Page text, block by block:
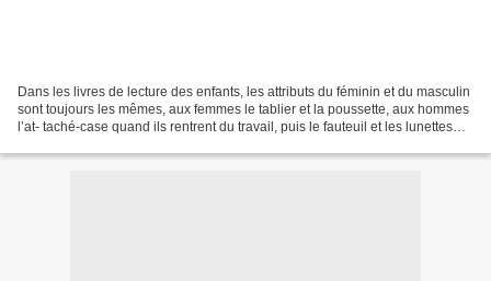
Dans les livres de lecture des enfants, les attributs du féminin et du masculin
sont toujours les mêmes, aux femmes le tablier et la poussette, aux hommes
l’at- taché-case quand ils rentrent du travail, puis le fauteuil et les lunettes